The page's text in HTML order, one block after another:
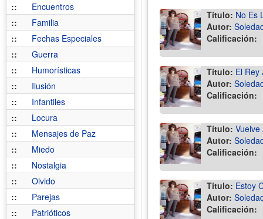
::
Encuentros
::
Familia
::
Fechas Especiales
::
Guerra
::
Humorísticas
::
Ilusión
::
Infantiles
::
Locura
::
Mensajes de Paz
::
Miedo
::
Nostalgia
::
Olvido
::
Parejas
::
Patrióticos
Título: No Es
Autor:
Calificación:
Título: El Rey
Autor:
Calificación:
Título: Vuelve
Autor:
Calificación:
Título: Estoy
Autor:
Calificación: